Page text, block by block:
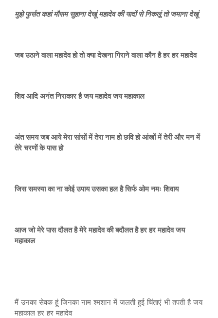
मुझे फुर्सत कहां मौसम सुहाना देखूं महादेव की यादों से निकलूं तो जमाना देखूं
जब उठाने वाला महादेव हो तो क्या देखना गिराने वाला कौन है हर हर महादेव
शिव आदि अनंत निराकार है जय महादेव जय महाकाल
अंत समय जब आये मेरा सांसों में तेरा नाम हो छवि हो आंखों में तेरी और मन में
तेरे चरणों के पास हो
जिस समस्या का ना कोई उपाय उसका हल है सिर्फ ओम नमः शिवाय
आज जो मेरे पास दौलत है मेरे महादेव की बदौलत है हर हर महादेव जय
महाकाल
मैं उनका सेवक हूं जिनका नाम श्मशान में जलती हुई चिंताएं भी तपती है जय
महाकाल हर हर महादेव